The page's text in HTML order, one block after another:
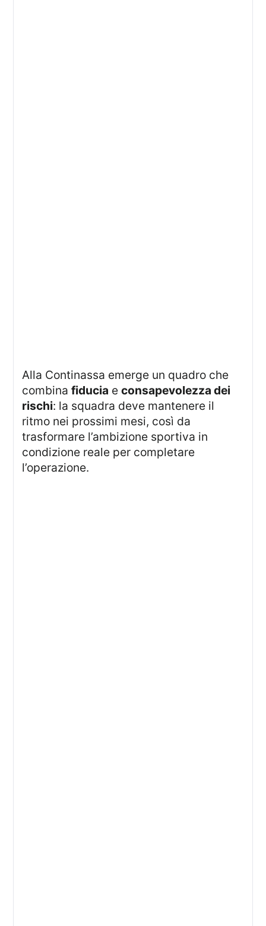
Alla Continassa emerge un quadro che
combinafiducia econsapevolezza dei
rischi: la squadra deve mantenere il
ritmo nei prossimi mesi, così da
trasformare l’ambizione sportiva in
condizione reale per completare
l’operazione.